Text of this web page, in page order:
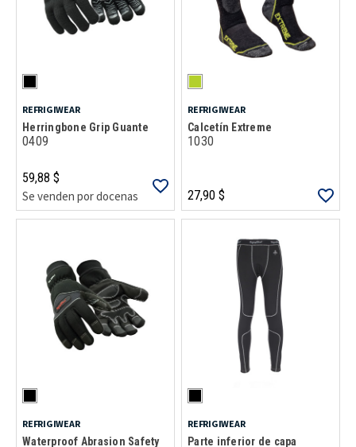
REFRIGIWEAR
Herringbone Grip Guante
0409
59,88 $
Se venden por docenas
REFRIGIWEAR
Calcetín Extreme
1030
27,90 $
REFRIGIWEAR
Waterproof Abrasion Safety
REFRIGIWEAR
Parte inferior de capa